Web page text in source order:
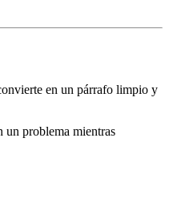
en un párrafo limpio y
un problema mientras